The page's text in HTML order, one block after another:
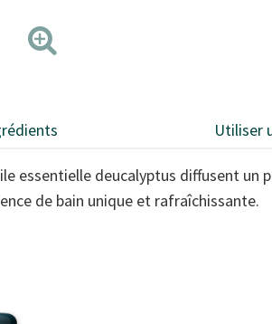
Utiliser
essentielle deucalyptus diffusent
de bain unique et rafraîchissante.